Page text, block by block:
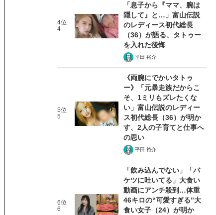
4位
4
「息子から『ママ、腕は
隠して』と…」富山伝説
のレディース初代総長
（36）が語る、タトゥー
を入れた後悔
平田 裕介
5位
5
《両腕にでかいタトゥ
ー》「元暴走族だからこ
そ、1ミリもズレたくな
い」富山伝説のレディー
ス初代総長（36）が明か
す、2人の子育てと仕事へ
の思い
平田 裕介
6位
6
「飲み込んでない」「バ
ケツに吐いてる」大食い
動画にアンチ殺到…体重
46キロの“可愛すぎる”大
食い女子（24）が明か